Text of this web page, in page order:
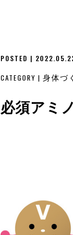
POSTED |
CATEGORY | 身体づ
必須アミ